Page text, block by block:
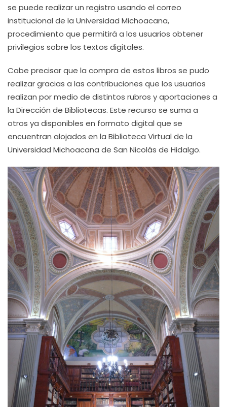
se puede realizar un registro usando el correo
institucional de la Universidad Michoacana,
procedimiento que permitirá a los usuarios obtener
privilegios sobre los textos digitales.
Cabe precisar que la compra de estos libros se pudo
realizar gracias a las contribuciones que los usuarios
realizan por medio de distintos rubros y aportaciones a
la Dirección de Bibliotecas. Este recurso se suma a
otros ya disponibles en formato digital que se
encuentran alojados en la Biblioteca Virtual de la
Universidad Michoacana de San Nicolás de Hidalgo.